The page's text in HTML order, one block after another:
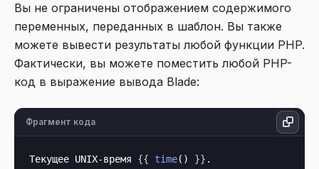
Вы не ограничены отображением содержимого
переменных, переданных в шаблон. Вы также
можете вывести результаты любой функции PHP.
Фактически, вы можете поместить любой PHP-
код в выражение вывода Blade:
Фрагмент кода
Текущее UNIX-время {{ time() }}